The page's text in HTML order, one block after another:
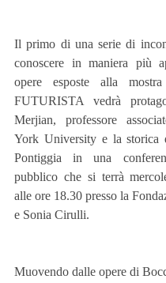
Il primo di una serie di
conoscere in maniera più
opere esposte alla
FUTURISTA vedrà
Merjian, professore
York University e la storica
Pontiggia in una
pubblico che si terrà
alle ore 18.30 presso la
e Sonia Cirulli.
Muovendo dalle opere di